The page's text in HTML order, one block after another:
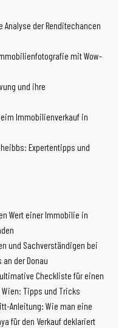
der Renditechancen
mit Wow-
und ihre
Immobilienverkauf in
Expertentipps und
Wert einer Immobilie in
und Sachverständigen bei
der Donau
Checkliste für einen
Tipps und Tricks
Anleitung: Wie man eine
für den Verkauf deklariert